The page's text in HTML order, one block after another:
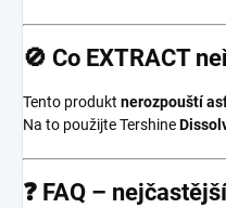
🚫 Co EXTRACT
Tento produkt nerozpouští
Na to použijte Tershine
❓ FAQ –